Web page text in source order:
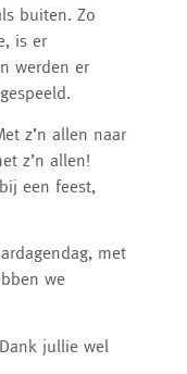
buiten. Zo
is er
werden er
z’n allen naar
z’n allen!
een feest,
met
we
jullie wel